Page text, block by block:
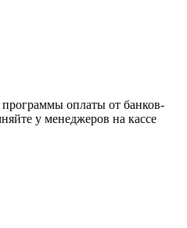
оплаты от банков-
у менеджеров на кассе